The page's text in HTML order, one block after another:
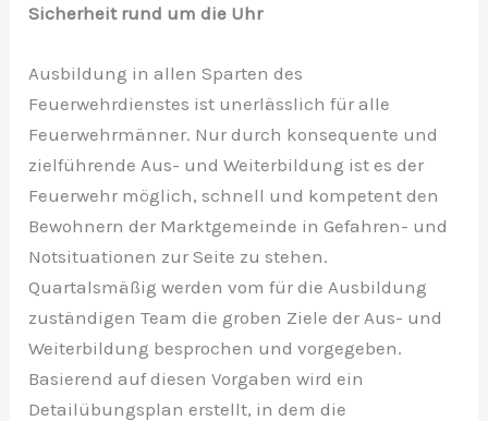
Sicherheit rund um die Uhr
Ausbildung in allen Sparten des
Feuerwehrdienstes ist unerlässlich für alle
Feuerwehrmänner. Nur durch konsequente und
zielführende Aus- und Weiterbildung ist es der
Feuerwehr möglich, schnell und kompetent den
Bewohnern der Marktgemeinde in Gefahren- und
Notsituationen zur Seite zu stehen.
Quartalsmäßig werden vom für die Ausbildung
zuständigen Team die groben Ziele der Aus- und
Weiterbildung besprochen und vorgegeben.
Basierend auf diesen Vorgaben wird ein
Detailübungsplan erstellt, in dem die